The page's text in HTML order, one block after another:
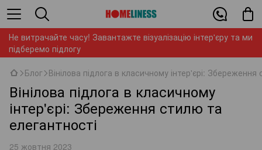
Не витрачайте часу! Завантажте візуалізацію інтер'єру та ми
підберемо підлогу
Блог Вінілова підлога в класичному інтер'єрі:
Вінілова підлога в класичному
інтер'єрі: Збереження стилю та
елегантності
25 жовтня 2023